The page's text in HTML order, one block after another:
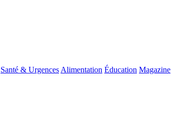
Santé & Urgences Alimentation Éducation Magazine